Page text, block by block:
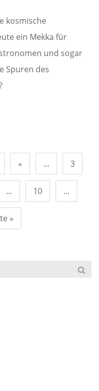
kosmische
ein Mekka für
und sogar
Spuren des
« ... 3
... 10 ...
»